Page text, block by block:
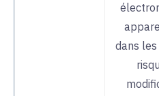
dans